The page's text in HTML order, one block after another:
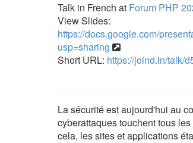
Talk in French at Forum PHP
View Slides:
https://docs.google.com/
usp=sharing
Short URL: https://joind.in/talk/
La sécurité est aujourd'hui au
cyberattaques touchent tous
cela, les sites et applications